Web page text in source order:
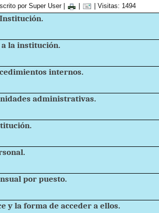
por Super User| | Visitas: 1494
la institución.
internos.
administrativas.
por puesto.
y la forma de acceder a ellos.